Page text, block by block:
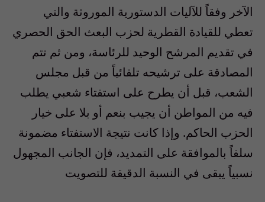
الآخر وفقاً للآليات الدستورية الموروثة والتي
تعطي للقيادة القطرية لحزب البعث الحق الحصري
في تقديم المرشح الوحيد للرئاسة، ومن ثم تتم
المصادقة على ترشيحه تلقائياً من قبل مجلس
الشعب، قبل أن يطرح على استفتاء شعبي يطلب
فيه من المواطن أن يجيب بنعم أو بلا على خيار
الحزب الحاكم. وإذا كانت نتيجة الاستفتاء مضمونة
سلفاً بالموافقة على التمديد، فإن الجانب المجهول
نسبياً يبقى في النسبة الدقيقة للتصويت